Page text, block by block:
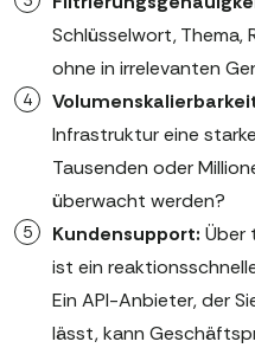
Schlüsselwort, Thema,
ohne in irrelevanten
Infrastruktur eine
Tausenden oder
überwacht werden?
Kundensupport: Über
ist ein
Ein API-Anbieter, der
lässt, kann